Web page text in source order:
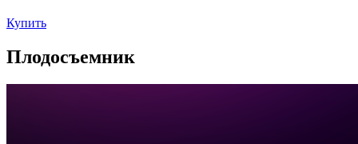
Купить
Плодосъемник